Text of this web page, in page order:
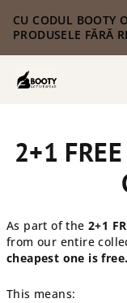
conținut
CU CODUL BOOTY
PRODUSELE FĂRĂ
2+1
As part of the 2+1
from our entire
cheapest one is free.
This means: